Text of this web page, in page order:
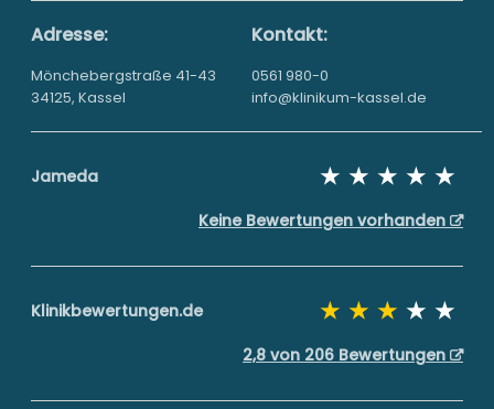
Adresse:
Mönchebergstraße 41-43
34125, Kassel
Kontakt:
0561 980-0
info@klinikum-kassel.de
Jameda
Keine Bewertungen vorhanden
Klinikbewertungen.de
2,8 von 206 Bewertungen